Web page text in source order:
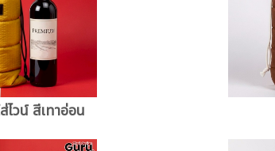
ไวน์ สีเทาอ่อน